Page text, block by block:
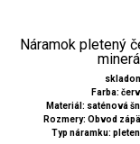
Náramok pletený
Farba:
Materiál: saténová
Rozmery: Obvod
Typ náramku: